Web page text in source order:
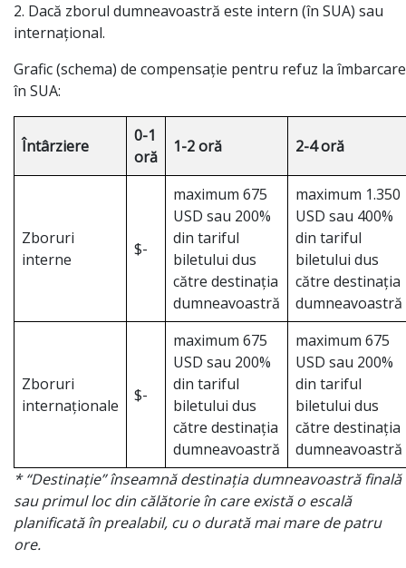
2. Dacă zborul dumneavoastră este intern (în SUA) sau
internațional.
Grafic (schema) de compensație pentru refuz la îmbarcare
în SUA:
Întârziere
0-1
oră
1-2 oră 2-4 oră
Zboruri
interne
$-
maximum 675
USD sau 200%
din tariful
biletului dus
către destinația
dumneavoastră
maximum 1.350
USD sau 400%
din tariful
biletului dus
către destinația
dumneavoastră
Zboruri
internaționale
$-
maximum 675
USD sau 200%
din tariful
biletului dus
către destinația
dumneavoastră
maximum 675
USD sau 200%
din tariful
biletului dus
către destinația
dumneavoastră
* “Destinație” înseamnă destinația dumneavoastră finală
sau primul loc din călătorie în care există o escală
planificată în prealabil, cu o durată mai mare de patru
ore.